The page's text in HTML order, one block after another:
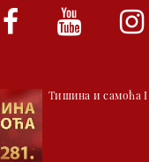
наслеђа
Тишина и самоћа I